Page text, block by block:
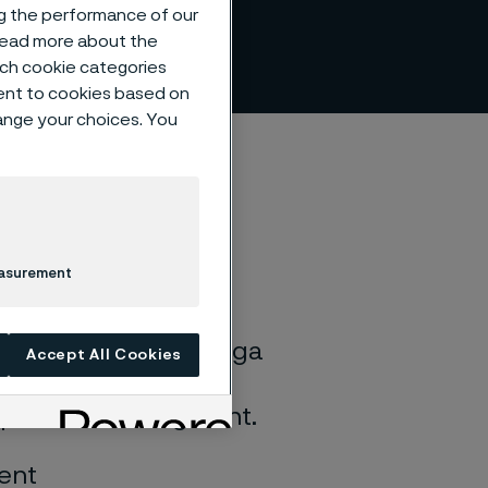
tillväxt.
mix inom samtliga
för
segment.
the performance of our
more about the
cookie categories
to cookies based on
your choices. You
Accept All Cookies